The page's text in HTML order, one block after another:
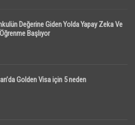
Değerine Giden Yolda Yapay Zeka Ve
Başlıyor
Golden Visa için 5 neden